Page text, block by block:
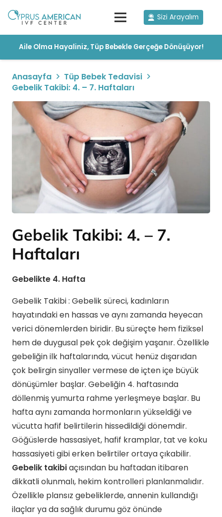
Sizi Arayalım
Aile Olma Hayaliniz, Tüp Bebekle Gerçeğe Dönüşüyor!
Anasayfa
Tüp Bebek Tedavisi
Gebelik Takibi: 4. – 7. Haftaları
Gebelik Takibi: 4. – 7.
Haftaları
Gebelikte 4. Hafta
Gebelik Takibi : Gebelik süreci, kadınların
hayatındaki en hassas ve aynı zamanda heyecan
verici dönemlerden biridir. Bu süreçte hem fiziksel
hem de duygusal pek çok değişim yaşanır. Özellikle
gebeliğin ilk haftalarında, vücut henüz dışarıdan
çok belirgin sinyaller vermese de içten içe büyük
dönüşümler başlar. Gebeliğin 4. haftasında
döllenmiş yumurta rahme yerleşmeye başlar. Bu
hafta aynı zamanda hormonların yükseldiği ve
vücutta hafif belirtilerin hissedildiği dönemdir.
Göğüslerde hassasiyet, hafif kramplar, tat ve koku
hassasiyeti gibi erken belirtiler ortaya çıkabilir.
Gebelik takibiaçısından bu haftadan itibaren
dikkatli olunmalı, hekim kontrolleri planlanmalıdır.
Özellikle plansız gebeliklerde, annenin kullandığı
ilaçlar ya da sağlık durumu göz önünde